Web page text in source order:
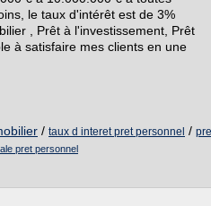
le taux d'intérêt est de 3%
, Prêt à l'investissement, Prêt
à satisfaire mes clients en une
/ taux d interet pret personnel /
pret personnel